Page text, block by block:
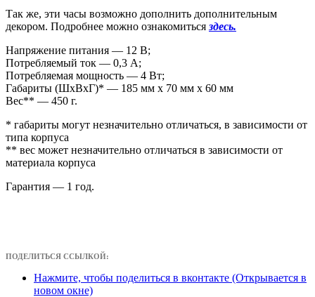
Так же, эти часы возможно дополнить дополнительным
декором. Подробнее можно ознакомиться здесь.
Напряжение питания — 12 В;
Потребляемый ток — 0,3 А;
Потребляемая мощность — 4 Вт;
Габариты (ШxВxГ)* — 185 мм x 70 мм x 60 мм
Вес** — 450 г.
* габариты могут незначительно отличаться, в зависимости от
типа корпуса
** вес может незначительно отличаться в зависимости от
материала корпуса
Гарантия — 1 год.
ПОДЕЛИТЬСЯ ССЫЛКОЙ:
Нажмите, чтобы поделиться в вконтакте (Открывается в
новом окне)